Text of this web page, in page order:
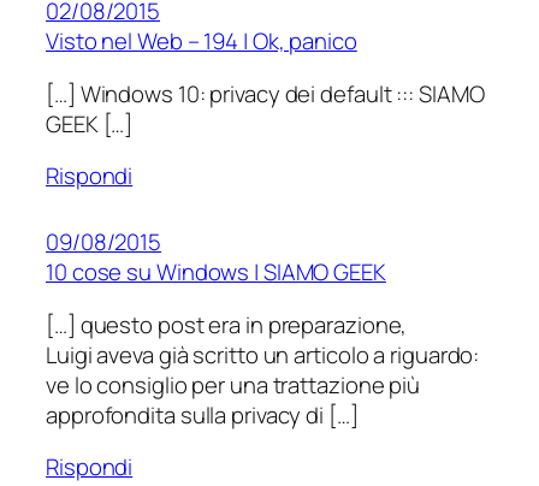
02/08/2015
Visto nel Web – 194 | Ok, panico
[…] Windows 10: privacy dei default ::: SIAMO
GEEK […]
Rispondi
09/08/2015
10 cose su Windows | SIAMO GEEK
[…] questo post era in preparazione,
Luigi aveva già scritto un articolo a riguardo:
ve lo consiglio per una trattazione più
approfondita sulla privacy di […]
Rispondi